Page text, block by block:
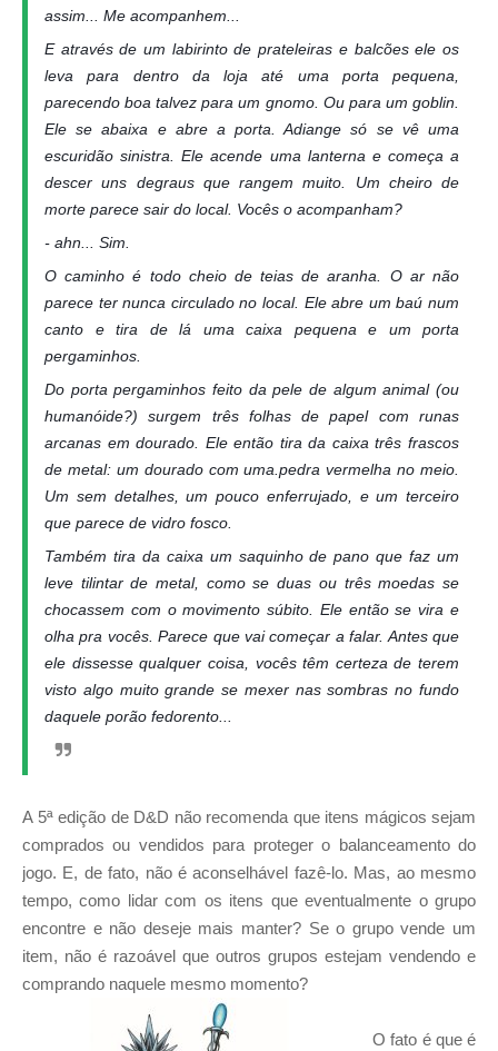
assim... Me acompanhem...
E através de um labirinto de prateleiras e balcões ele os
leva para dentro da loja até uma porta pequena,
parecendo boa talvez para um gnomo. Ou para um goblin.
Ele se abaixa e abre a porta. Adiange só se vê uma
escuridão sinistra. Ele acende uma lanterna e começa a
descer uns degraus que rangem muito. Um cheiro de
morte parece sair do local. Vocês o acompanham?
- ahn... Sim.
O caminho é todo cheio de teias de aranha. O ar não
parece ter nunca circulado no local. Ele abre um baú num
canto e tira de lá uma caixa pequena e um porta
pergaminhos.
Do porta pergaminhos feito da pele de algum animal (ou
humanóide?) surgem três folhas de papel com runas
arcanas em dourado. Ele então tira da caixa três frascos
de metal: um dourado com uma.pedra vermelha no meio.
Um sem detalhes, um pouco enferrujado, e um terceiro
que parece de vidro fosco.
Também tira da caixa um saquinho de pano que faz um
leve tilintar de metal, como se duas ou três moedas se
chocassem com o movimento súbito. Ele então se vira e
olha pra vocês. Parece que vai começar a falar. Antes que
ele dissesse qualquer coisa, vocês têm certeza de terem
visto algo muito grande se mexer nas sombras no fundo
daquele porão fedorento...
A 5ª edição de D&D não recomenda que itens mágicos sejam
comprados ou vendidos para proteger o balanceamento do
jogo. E, de fato, não é aconselhável fazê-lo. Mas, ao mesmo
tempo, como lidar com os itens que eventualmente o grupo
encontre e não deseje mais manter? Se o grupo vende um
item, não é razoável que outros grupos estejam vendendo e
comprando naquele mesmo momento?
O fato é que é